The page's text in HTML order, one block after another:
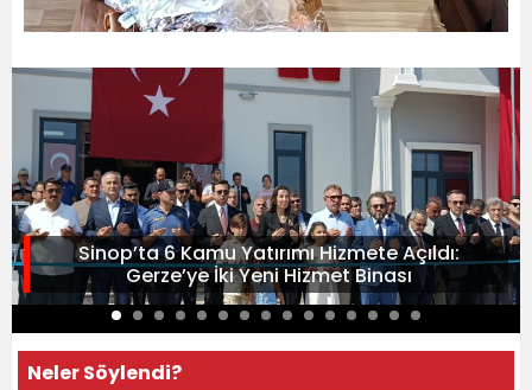
Sinop’ta 6 Kamu Yatırımı Hizmete Açıldı:
Gerze’ye İki Yeni Hizmet Binası
Neler Söylendi?